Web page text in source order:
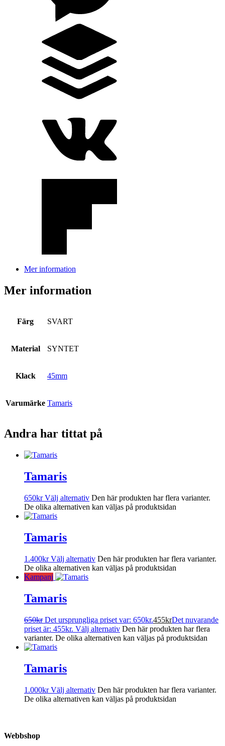
Mer information
Mer information
Färg SVART
Material SYNTET
Klack 45mm
Varumärke Tamaris
Andra har tittat på
Tamaris
650kr Välj alternativ Den här produkten har flera varianter.
De olika alternativen kan väljas på produktsidan
Tamaris
1.400kr Välj alternativ Den här produkten har flera varianter.
De olika alternativen kan väljas på produktsidan
Kampanj
Tamaris
650kr Det ursprungliga priset var: 650kr.455krDet nuvarande
priset är: 455kr. Välj alternativ Den här produkten har flera
varianter. De olika alternativen kan väljas på produktsidan
Tamaris
1.000kr Välj alternativ Den här produkten har flera varianter.
De olika alternativen kan väljas på produktsidan
Webbshop